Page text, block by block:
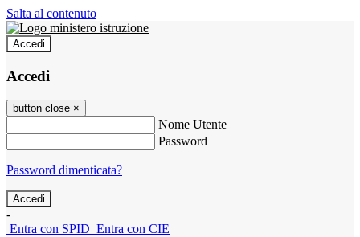
Salta al contenuto
Accedi
Accedi
button close ×
Nome Utente
Password
Password dimenticata?
-
Entra con SPID Entra con CIE